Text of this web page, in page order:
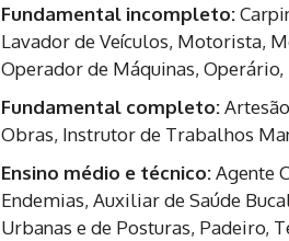
Fundamental incompleto:
Lavador de Veículos, Motorista,
Operador de Máquinas,
Fundamental completo:
Obras, Instrutor de Trabalhos
Ensino médio e técnico:Agente
Endemias, Auxiliar de Saúde
Urbanas e de Posturas, Padeiro,